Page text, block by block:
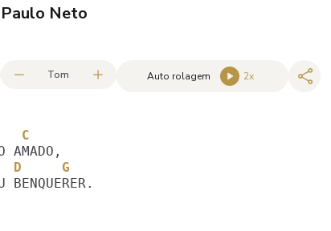
Paulo Neto
Tom Auto rolagem 2x
C
BENQUERER.